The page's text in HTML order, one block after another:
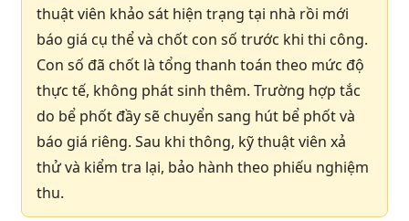
thuật viên khảo sát hiện trạng tại nhà rồi mới
báo giá cụ thể và chốt con số trước khi thi công.
Con số đã chốt là tổng thanh toán theo mức độ
thực tế, không phát sinh thêm. Trường hợp tắc
do bể phốt đầy sẽ chuyển sang hút bể phốt và
báo giá riêng. Sau khi thông, kỹ thuật viên xả
thử và kiểm tra lại, bảo hành theo phiếu nghiệm
thu.